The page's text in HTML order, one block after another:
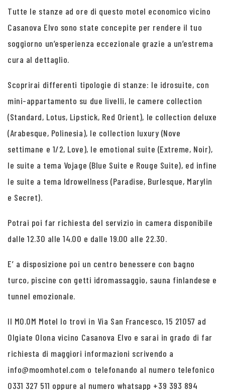
Tutte le stanze ad ore di questo motel economico vicino
Casanova Elvo sono state concepite per rendere il tuo
soggiorno un’esperienza eccezionale grazie a un’estrema
cura al dettaglio.
Scoprirai differenti tipologie di stanze: le idrosuite, con
mini-appartamento su due livelli, le camere collection
(Standard, Lotus, Lipstick, Red Orient), le collection deluxe
(Arabesque, Polinesia), le collection luxury (Nove
settimane e 1/2, Love), le emotional suite (Extreme, Noir),
le suite a tema Vojage (Blue Suite e Rouge Suite), ed infine
le suite a tema Idrowellness (Paradise, Burlesque, Marylin
e Secret).
Potrai poi far richiesta del servizio in camera disponibile
dalle 12.30 alle 14.00 e dalle 19.00 alle 22.30.
E’ a disposizione poi un centro benessere con bagno
turco, piscine con getti idromassaggio, sauna finlandese e
tunnel emozionale.
Il MO.OM Motel lo trovi in Via San Francesco, 15 21057 ad
Olgiate Olona vicino Casanova Elvo e sarai in grado di far
richiesta di maggiori informazioni scrivendo a
info@moomhotel.com o telefonando al numero telefonico
0331 327 511 oppure al numero whatsapp +39 393 894